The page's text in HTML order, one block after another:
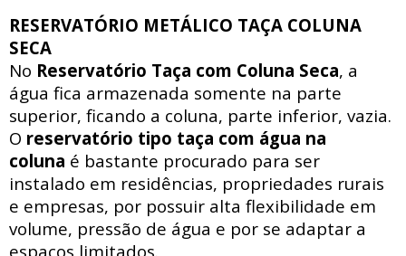
RESERVATÓRIO METÁLICO TAÇA COLUNA
SECA
No Reservatório Taça com Coluna Seca, a
água fica armazenada somente na parte
superior, ficando a coluna, parte inferior, vazia.
O reservatório tipo taça com água na
coluna é bastante procurado para ser
instalado em residências, propriedades rurais
e empresas, por possuir alta flexibilidade em
volume, pressão de água e por se adaptar a
espaços limitados.